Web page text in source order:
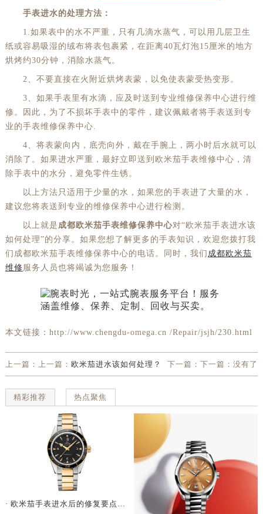
手表进水的处理方法：
1.如果表中的水不严重，只有几滴水蒸气，可以用几层卫生
纸或容易吸湿的绒布将表包裹紧，在距离40瓦灯泡15厘米的地方
烘烤约30分钟，消除水蒸气。
2、不要直接在火附近烘烤表蒙，以免使表蒙受热变形。
3、如果手表里有水滴，应及时送到专业维修保养中心进行维
修。因此，为了不损坏手表中的零件，建议佩戴者将手表送到专
业的手表维修保养中心.
4、将表蒙向内，底壳向外，戴在手腕上，两小时后水就可以
消除了。如果进水严重，最好立即送到欧米茄手表维修中心，清
除手表中的水分，避免零件生锈。
以上方法只适用于少量的水，如果您的手表进了大量的水，
建议您将表送到专业的维修保养中心进行检测。
以上就是 成都欧米茄手表维修保养中心对“欧米茄手表进水该
如何处理”的分享。如果您想了解更多的手表知识，欢迎您拨打我
们成都欧米茄手表维修保养中心的电话。同时，我们 成都欧米茄
维修服务人员也将竭诚为您服务！
本文链接：http://www.chengdu-omega.cn /Repair/jsjh/230.html
上一篇：上一篇： 欧米茄进水该如何处理？ 下一篇：下一篇：没有了
精彩推荐 热点聚焦
· 欧米茄手表进水后的修复要点与技巧总结